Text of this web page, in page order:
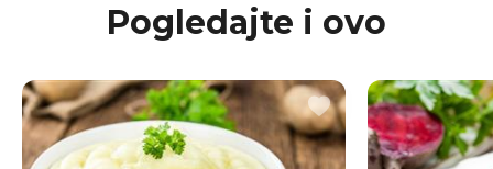
Pogledajte i ovo